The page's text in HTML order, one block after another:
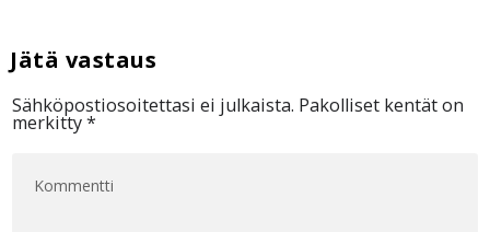
Sähköpostiosoitettasi ei julkaista. Pakolliset kentät on
merkitty*